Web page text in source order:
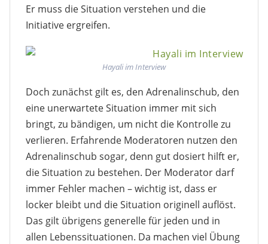
Er muss die Situation verstehen und die
Initiative ergreifen.
Hayali im Interview
Doch zunächst gilt es, den Adrenalinschub, den
eine unerwartete Situation immer mit sich
bringt, zu bändigen, um nicht die Kontrolle zu
verlieren. Erfahrende Moderatoren nutzen den
Adrenalinschub sogar, denn gut dosiert hilft er,
die Situation zu bestehen. Der Moderator darf
immer Fehler machen – wichtig ist, dass er
locker bleibt und die Situation originell auflöst.
Das gilt übrigens generelle für jeden und in
allen Lebenssituationen. Da machen viel Übung